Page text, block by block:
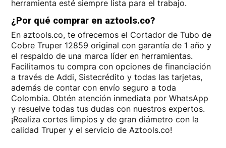
herramienta esté siempre lista para el trabajo.
¿Por qué comprar en aztools.co?
En aztools.co, te ofrecemos el Cortador de Tubo de
Cobre Truper 12859 original con garantía de 1 año y
el respaldo de una marca líder en herramientas.
Facilitamos tu compra con opciones de financiación
a través de Addi, Sistecrédito y todas las tarjetas,
además de contar con envío seguro a toda
Colombia. Obtén atención inmediata por WhatsApp
y resuelve todas tus dudas con nuestros expertos.
¡Realiza cortes limpios y de gran diámetro con la
calidad Truper y el servicio de Aztools.co!